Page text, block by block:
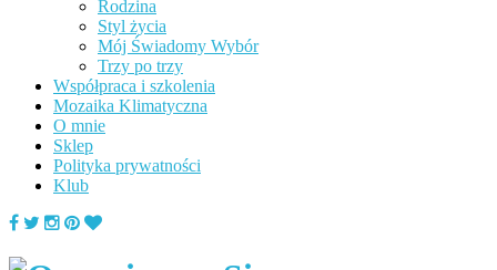
Rodzina
Styl życia
Mój Świadomy Wybór
Trzy po trzy
Współpraca i szkolenia
Mozaika Klimatyczna
O mnie
Sklep
Polityka prywatności
Klub